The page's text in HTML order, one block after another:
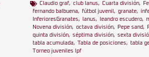
Claudio graf, club lanus, Cuarta división,
fernando balbuena, fútbol juvenil , granate,
InferioresGranates, lanus, leandro escudero,
Novena división, octava división, Pepe sand,
quinta división, séptima división, sexta
tabla acumulada, Tabla de posiciones, tabla
Torneo juveniles lpf